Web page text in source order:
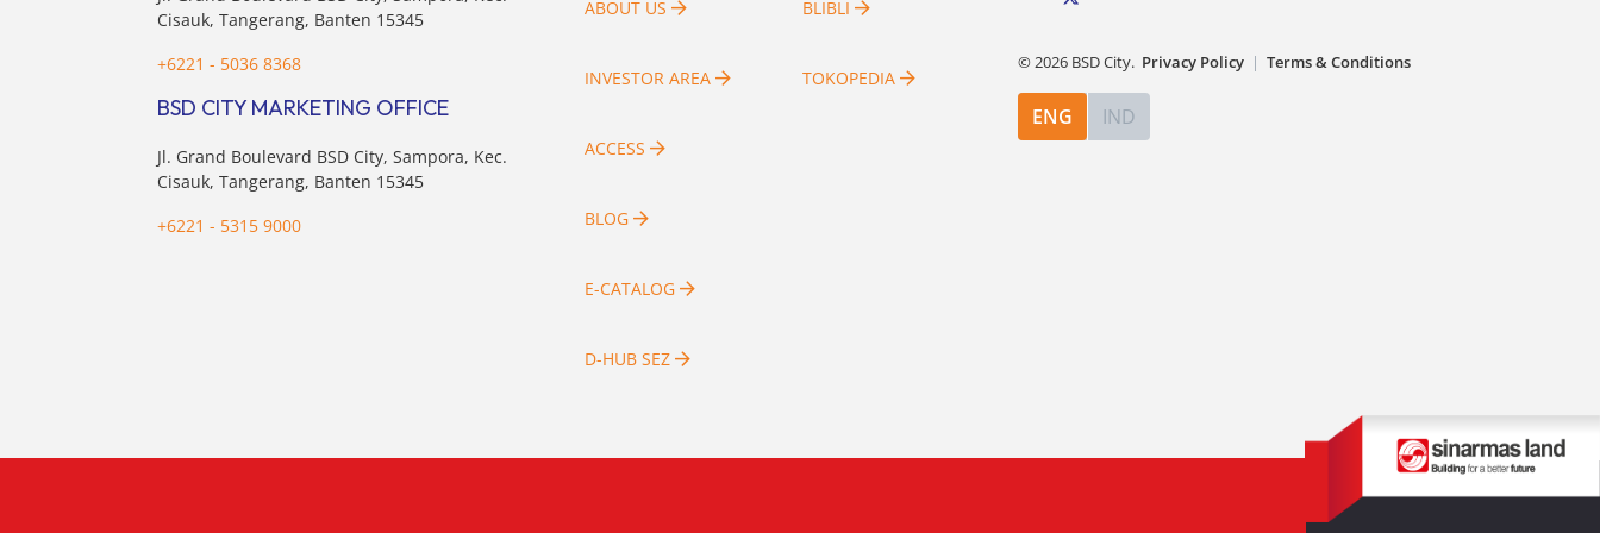
Cisauk, Tangerang, Banten 15345
+6221 - 5036 8368
BSD CITY MARKETING OFFICE
Jl. Grand Boulevard BSD City, Sampora, Kec.
Cisauk, Tangerang, Banten 15345
+6221 - 5315 9000
ABOUT US
INVESTOR AREA
ACCESS
BLOG
E-CATALOG
D-HUB SEZ
BLIBLI
TOKOPEDIA
©2026 BSD City. Privacy Policy | Terms & Conditions
ENG IND